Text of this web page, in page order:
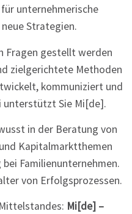
unternehmerische
Strategien.
Fragen gestellt werden
zielgerichtete Methoden
kommuniziert und
unterstützt Sie Mi[de].
in der Beratung von
Kapitalmarktthemen
Familienunternehmen.
von Erfolgsprozessen.
Mi[de] –